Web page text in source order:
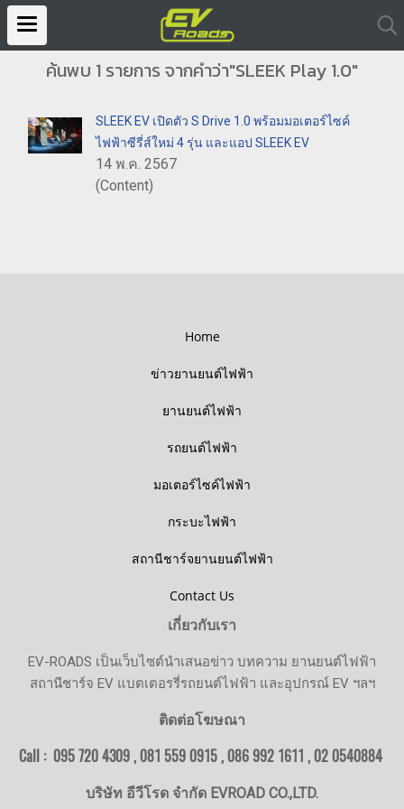
ค้นพบ 1 รายการ จากคำว่า"SLEEK Play 1.0"
SLEEK EV เปิดตัว S Drive 1.0 พร้อมมอเตอร์ไซค์
ไฟฟ้าซีรี่ส์ใหม่ 4 รุ่น และแอป SLEEK EV
14 พ.ค. 2567
(Content)
Home
ข่าวยานยนต์ไฟฟ้า
ยานยนต์ไฟฟ้า
รถยนต์ไฟฟ้า
มอเตอร์ไซค์ไฟฟ้า
กระบะไฟฟ้า
สถานีชาร์จยานยนต์ไฟฟ้า
Contact Us
เกี่ยวกับเรา
EV-ROADS เป็นเว็บไซต์นำเสนอข่าว บทความ ยานยนต์ไฟฟ้า
สถานีชาร์จ EV แบตเตอรรี่รถยนต์ไฟฟ้า และอุปกรณ์ EV ฯลฯ
ติดต่อโฆษณา
Call : 095 720 4309 , 081 559 0915 , 086 992 1611 ,02 0540884
บริษัท อีวีโรด จำกัด EVROAD CO.,LTD.